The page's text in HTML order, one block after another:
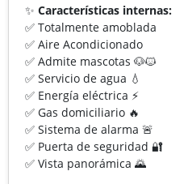
✨ Características internas:
✅ Totalmente amoblada
✅ Aire Acondicionado
✅ Admite mascotas 🐶🐱
✅ Servicio de agua 💧
✅ Energía eléctrica ⚡
✅ Gas domiciliario 🔥
✅ Sistema de alarma 🚨
✅ Puerta de seguridad 🔐
✅ Vista panorámica 🌄